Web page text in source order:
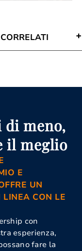
Cosenza
Organismo Di Mediazione Cosenza
di meno,
il meglio
E
UN
CON LE
con
esperienza,
fare la